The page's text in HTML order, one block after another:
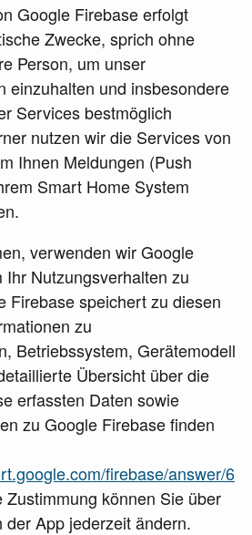
Google Firebase erfolgt
Zwecke, sprich ohne
Person, um unser
einzuhalten und insbesondere
Services bestmöglich
nutzen wir die Services von
Ihnen Meldungen (Push
Smart Home System
verwenden wir Google
Ihr Nutzungsverhalten zu
Firebase speichert zu diesen
zu
Betriebssystem, Gerätemodell
Übersicht über die
erfassten Daten sowie
zu Google Firebase finden
firebase/answer/6
Zustimmung können Sie über
App jederzeit ändern.